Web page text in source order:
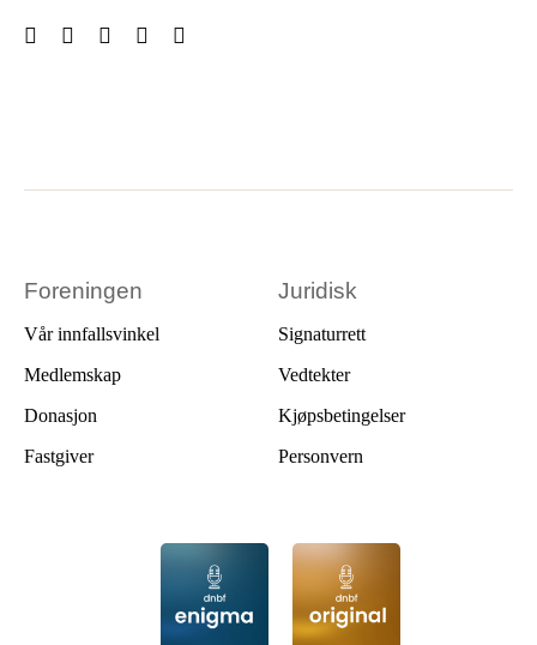
Foreningen
Vår innfallsvinkel
Medlemskap
Donasjon
Fastgiver
Juridisk
Signaturrett
Vedtekter
Kjøpsbetingelser
Personvern